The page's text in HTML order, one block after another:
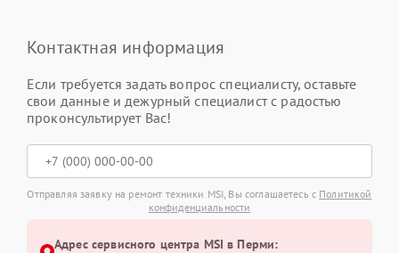
Контактная информация
Если требуется задать вопрос специалисту, оставьте
свои данные и дежурный специалист с радостью
проконсультирует Вас!
Отправляя заявку на ремонт техники MSI, Вы соглашаетесь с Политикой
конфиденциальности
Адрес сервисного центра MSI в Перми: